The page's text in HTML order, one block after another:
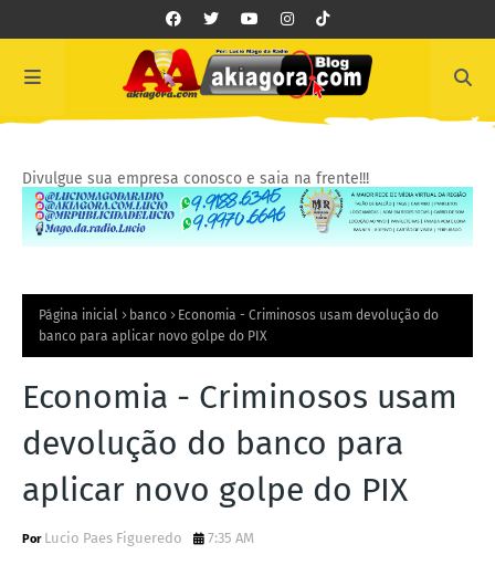
Divulgue sua empresa conosco e saia na frente!!!
Página inicial banco
Economia - Criminosos usam devolução do
banco para aplicar novo golpe do PIX
Economia - Criminosos usam
devolução do banco para
aplicar novo golpe do PIX
Lucio Paes Figueredo 7:35 AM